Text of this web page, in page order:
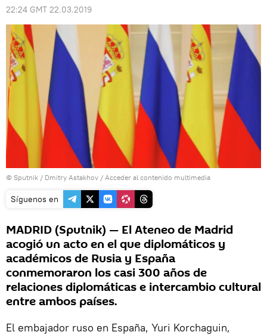
22:24 GMT 22.03.2019
© Sputnik / Dmitry Astakhov / Acceder al contenido multimedia
Síguenos en
MADRID (Sputnik) — El Ateneo de Madrid
acogió un acto en el que diplomáticos y
académicos de Rusia y España
conmemoraron los casi 300 años de
relaciones diplomáticas e intercambio cultural
entre ambos países.
El embajador ruso en España, Yuri Korchaguin,